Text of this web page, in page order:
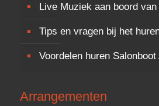
Live Muziek aan boord van
Tips en vragen bij het
Voordelen huren Salonboot
Arrangementen